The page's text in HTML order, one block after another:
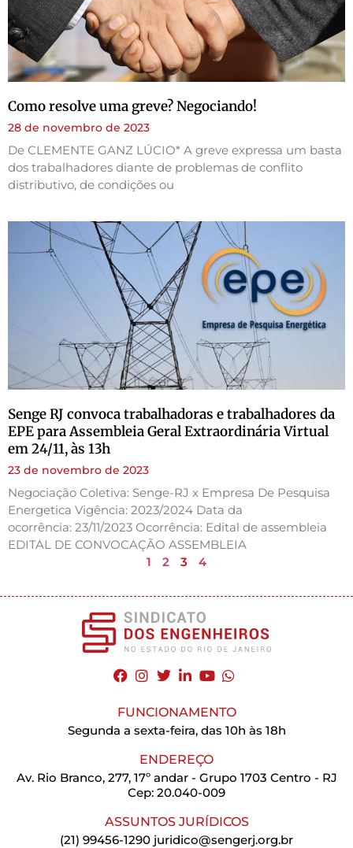
Como resolve uma greve? Negociando!
28 de novembro de 2023
De CLEMENTE GANZ LÚCIO* A greve expressa um basta
dos trabalhadores diante de problemas de conflito
distributivo, de condições ou
Senge RJ convoca trabalhadoras e trabalhadores da
EPE para Assembleia Geral Extraordinária Virtual
em 24/11, às 13h
23 de novembro de 2023
Negociação Coletiva: Senge-RJ x Empresa De Pesquisa
Energetica Vigência: 2023/2024 Data da
ocorrência: 23/11/2023 Ocorrência: Edital de assembleia
EDITAL DE CONVOCAÇÃO ASSEMBLEIA
1
2 3 4
FUNCIONAMENTO
Segunda a sexta-feira, das 10h às 18h
ENDEREÇO
Av. Rio Branco, 277, 17º andar - Grupo 1703 Centro - RJ
Cep: 20.040-009
ASSUNTOS JURÍDICOS
(21) 99456-1290 juridico@sengerj.org.br